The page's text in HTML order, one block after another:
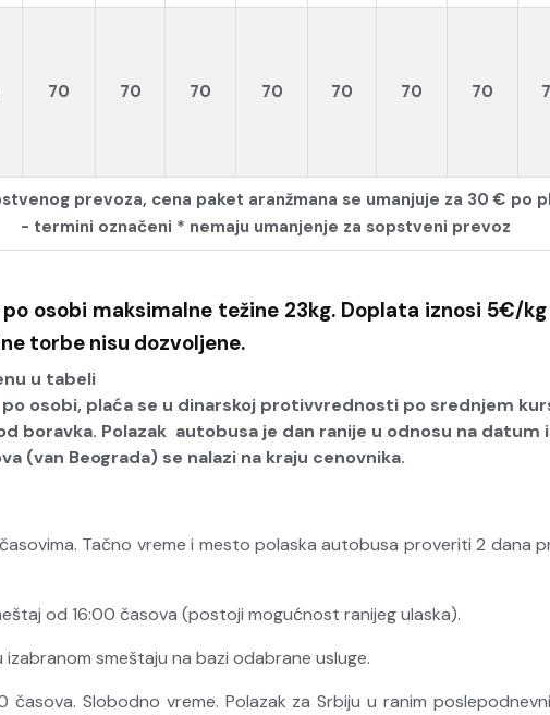
70 70 70 70 70 70 70
prevoza, cena paket aranžmana se umanjuje za 30 € po
- termini označeni * nemaju umanjenje za sopstveni prevoz
osobi maksimalne težine 23kg. Doplata iznosi 5€/
torbe nisu dozvoljene.
u tabeli
osobi, plaća se u dinarskoj protivvrednosti po srednjem
boravka. Polazak autobusa je dan ranije u odnosu na datum
(van Beograda) se nalazi na kraju cenovnika.
Tačno vreme i mesto polaska autobusa proveriti 2 dana
od 16:00 časova (postoji mogućnost ranijeg ulaska).
izabranom smeštaju na bazi odabrane usluge.
Slobodno vreme. Polazak za Srbiju u ranim